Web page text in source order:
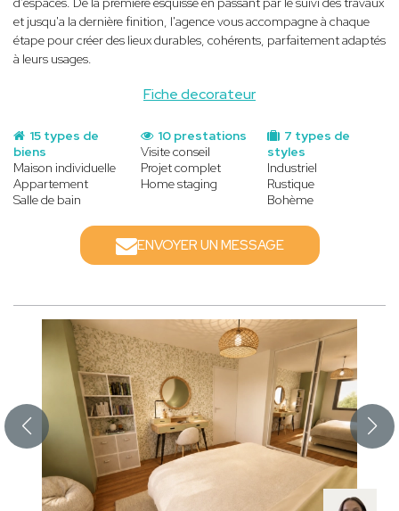
Fiche decorateur
et jusqu'a la dernière finition, l'agence vous accompagne à chaque
étape pour créer des lieux durables, cohérents, parfaitement adaptés
à leurs usages.
15 types de
biens
Maison individuelle
Appartement
Salle de bain
7 types de
styles
Industriel
Rustique
Bohème
10 prestations
Visite conseil
Projet complet
Home staging
ENVOYER UN MESSAGE